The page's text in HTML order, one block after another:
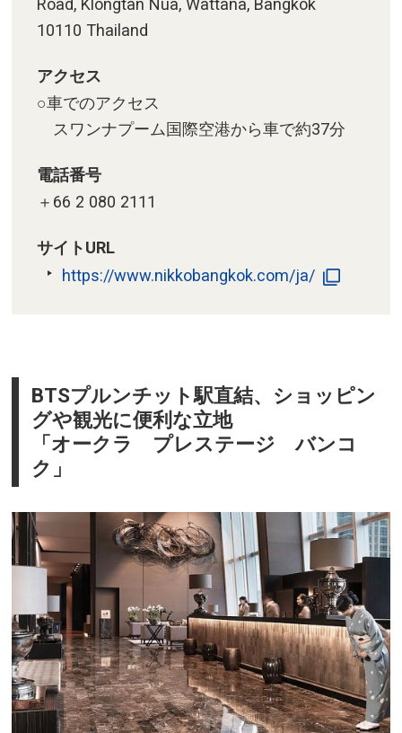
Road, Klongtan Nua, Wattana, Bangkok
10110 Thailand
アクセス
○車でのアクセス
スワンナプーム国際空港から車で約37分
電話番号
＋66 2 080 2111
サイトURL
https://www.nikkobangkok.com/ja/
BTSプルンチット駅直結、ショッピン
グや観光に便利な立地
「オークラ プレステージ バンコ
ク」